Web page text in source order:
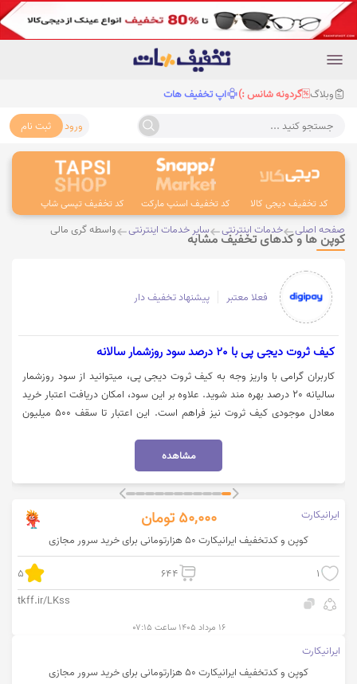
وبلاگ گردونه شانس :) اپ تخفیف هات
جستجو کنید ... ورود ثبت نام
کد تخفیف دیجی کالا کد تخفیف اسنپ مارکت کد تخفیف تپسی شاپ
صفحه اصلی خدمات اینترنتی سایر خدمات اینترنتی واسطه گری مالی
کوپن ها و کدهای تخفیف مشابه
فعلا معتبر پیشنهاد تخفیف دار
کیف ثروت دیجی پی با 20 درصد سود روزشمار سالانه
کاربران گرامی با واریز وجه به کیف ثروت دیجی پی، میتوانید از سود روزشمار
سالیانه 20 درصد بهره مند شوید. علاوه بر این سود، امکان دریافت اعتبار خرید
معادل موجودی کیف ثروت نیز فراهم است. این اعتبار تا سقف 500 میلیون
است و مبلغ مسدود شده تا زمان پرداخت کامل اقساط آزاد نخواهد شد. جهت
اطلاعات بیشتر و ثبت‌نام روی گزینه "خرید کنید" کلیک نمایید.
مشاهده
ایرانیکارت 50,000 تومان
کوپن و کدتخفیف ایرانیکارت 50 هزارتومانی برای خرید سرور مجازی
1
644
5
tkff.ir/LKss
۱۶ مرداد ۱۴۰۵ ساعت ۰۷:۱۵
ایرانیکارت
کوپن و کدتخفیف ایرانیکارت 50 هزارتومانی برای خرید سرور مجازی